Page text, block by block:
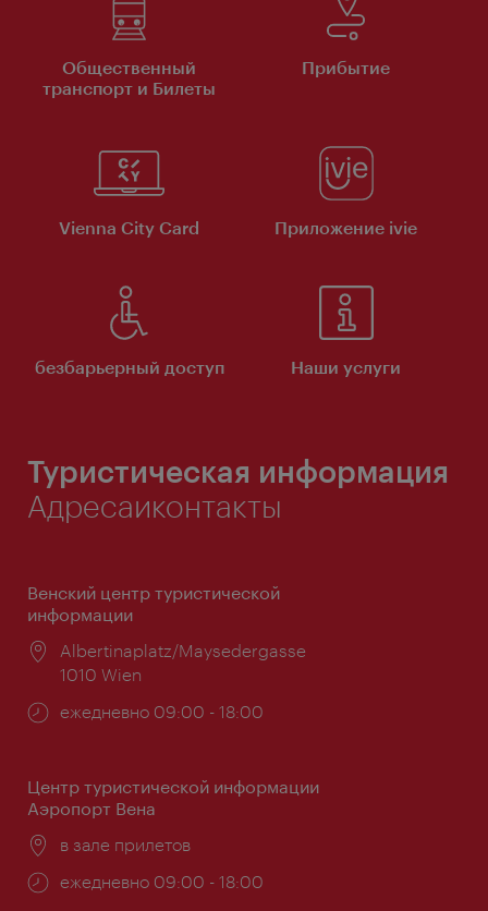
Общественный
транспорт и Билеты
Прибытие
Vienna City Card Приложение ivie
безбарьерный доступ Наши услуги
Туристическая информация
Адресаиконтакты
Венский центр туристической
информации
Расположение:
Albertinaplatz/Maysedergasse
1010 Wien
Часы
ежедневно 09:00 - 18:00
Центр туристической информации
Аэропорт Вена
Расположение:
в зале прилетов
Часы
ежедневно 09:00 - 18:00